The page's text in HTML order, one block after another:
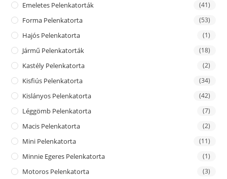
Emeletes Pelenkatorták (41)
Forma Pelenkatorta (53)
Hajós Pelenkatorta (1)
Jármű Pelenkatorták (18)
Kastély Pelenkatorta (2)
Kisfiús Pelenkatorta (34)
Kislányos Pelenkatorta (42)
Léggömb Pelenkatorta (7)
Macis Pelenkatorta (2)
Mini Pelenkatorta (11)
Minnie Egeres Pelenkatorta (1)
Motoros Pelenkatorta (3)